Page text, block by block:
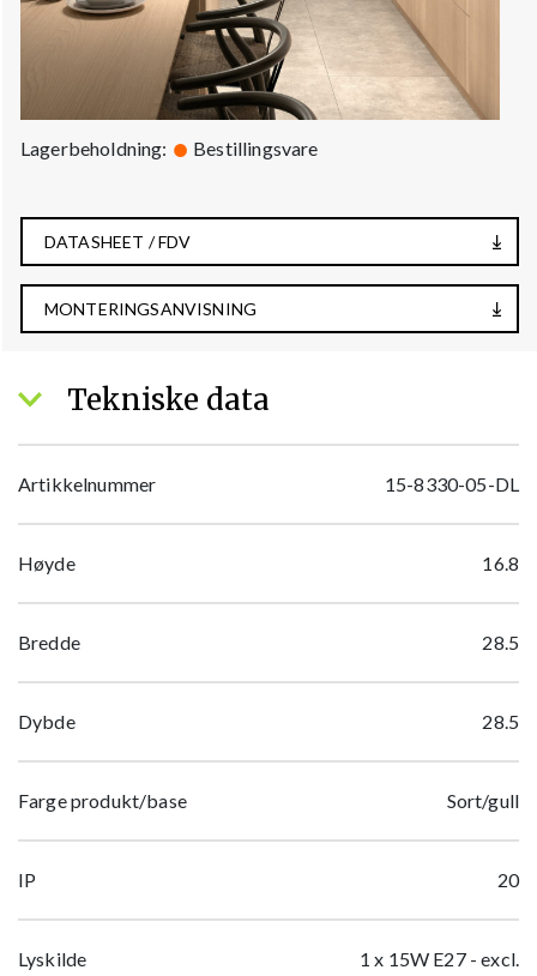
Lagerbeholdning: Bestillingsvare
DATASHEET / FDV
MONTERINGSANVISNING
Tekniske data
Artikkelnummer 15-8330-05-DL
Høyde 16.8
Bredde 28.5
Dybde 28.5
Farge produkt/base Sort/gull
IP 20
Lyskilde 1 x 15W E27 - excl.